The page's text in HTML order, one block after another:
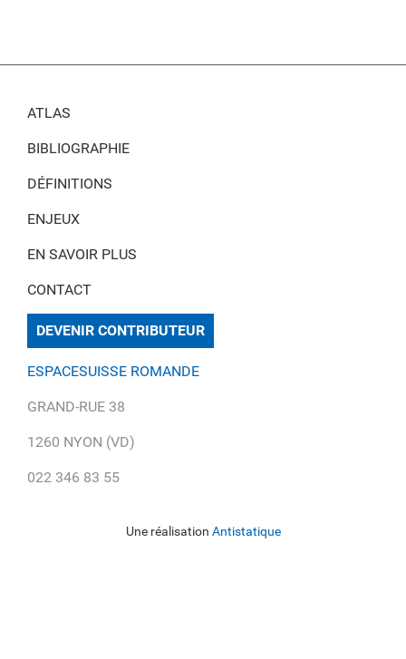
ATLAS
BIBLIOGRAPHIE
DÉFINITIONS
ENJEUX
EN SAVOIR PLUS
CONTACT
DEVENIR CONTRIBUTEUR
ESPACESUISSE ROMANDE
GRAND-RUE 38
1260 NYON (VD)
022 346 83 55
Une réalisation Antistatique